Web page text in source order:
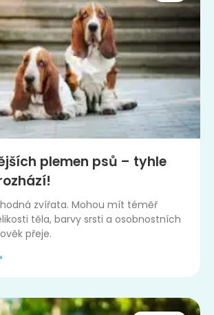
plemen psů – tyhle
zvířata. Mohou mít téměř
těla, barvy srsti a osobnostních
přeje.